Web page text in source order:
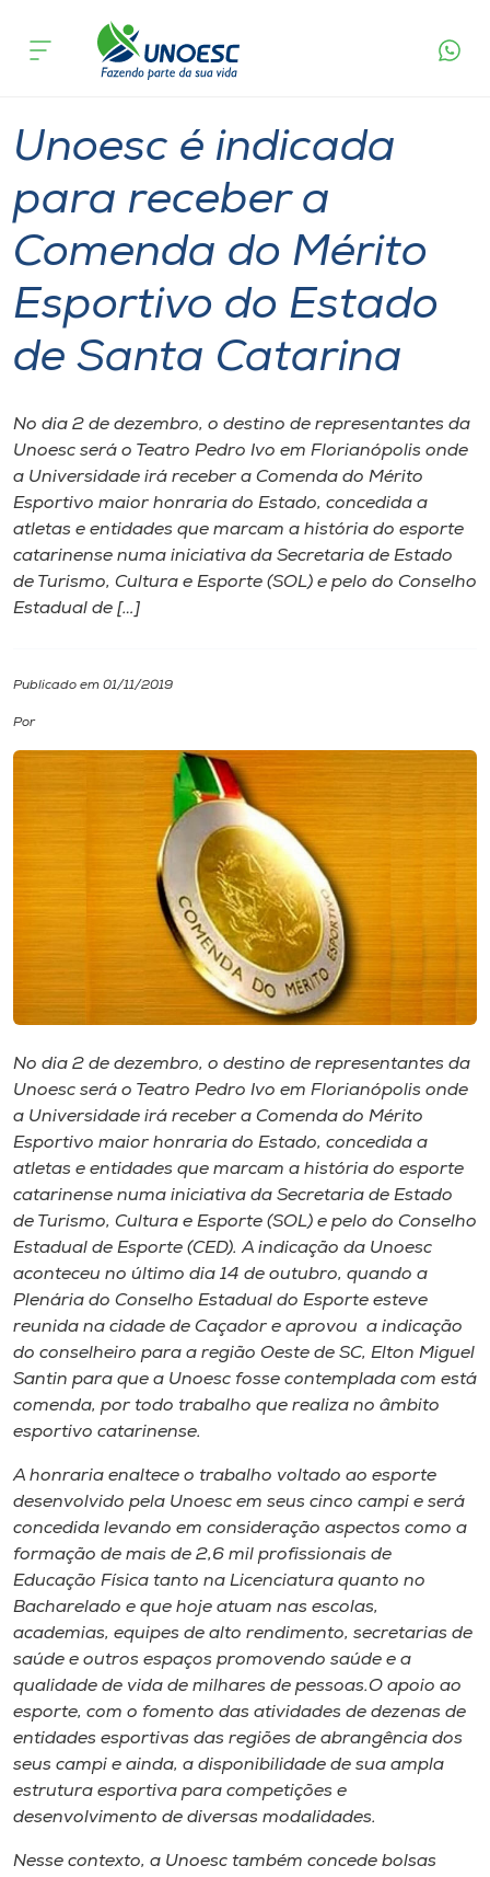
Cursos
Atendimento ao Estudante
Portal de Ensino
Internacionalização
I.nova
Diplomados
Biblioteca
Unoesc
Store
Selecione
A+
A-
acontece
Graduação
Unoesc é indicada
para receber a
Comenda do Mérito
Esportivo do Estado
de Santa Catarina
No dia 2 de dezembro, o destino de representantes da
Unoesc será o Teatro Pedro Ivo em Florianópolis onde
a Universidade irá receber a Comenda do Mérito
Esportivo maior honraria do Estado, concedida a
atletas e entidades que marcam a história do esporte
catarinense numa iniciativa da Secretaria de Estado
de Turismo, Cultura e Esporte (SOL) e pelo do Conselho
Estadual de […]
Publicado em 01/11/2019
Por
No dia 2 de dezembro, o destino de representantes da
Unoesc será o Teatro Pedro Ivo em Florianópolis onde
a Universidade irá receber a Comenda do Mérito
Esportivo maior honraria do Estado, concedida a
atletas e entidades que marcam a história do esporte
catarinense numa iniciativa da Secretaria de Estado
de Turismo, Cultura e Esporte (SOL) e pelo do Conselho
Estadual de Esporte (CED). A indicação da Unoesc
aconteceu no último dia 14 de outubro, quando a
Plenária do Conselho Estadual do Esporte esteve
reunida na cidade de Caçador e aprovou a indicação
do conselheiro para a região Oeste de SC, Elton Miguel
Santin para que a Unoesc fosse contemplada com está
comenda, por todo trabalho que realiza no âmbito
esportivo catarinense.
A honraria enaltece o trabalho voltado ao esporte
desenvolvido pela Unoesc em seus cinco campi e será
concedida levando em consideração aspectos como a
formação de mais de 2,6 mil profissionais de
Educação Física tanto na Licenciatura quanto no
Bacharelado e que hoje atuam nas escolas,
academias, equipes de alto rendimento, secretarias de
saúde e outros espaços promovendo saúde e a
qualidade de vida de milhares de pessoas.O apoio ao
esporte, com o fomento das atividades de dezenas de
entidades esportivas das regiões de abrangência dos
seus campi e ainda, a disponibilidade de sua ampla
estrutura esportiva para competições e
desenvolvimento de diversas modalidades.
Nesse contexto, a Unoesc também concede bolsas